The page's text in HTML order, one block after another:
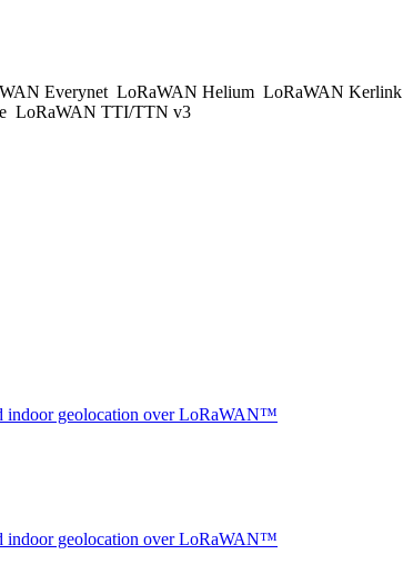
Everynet LoRaWAN Helium LoRaWAN Kerlink
LoRaWAN TTI/TTN v3
indoor geolocation over LoRaWAN™
indoor geolocation over LoRaWAN™